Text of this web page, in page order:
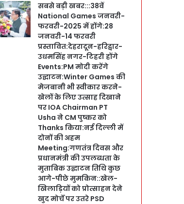
सबसे बड़ी खबर:::38वें
National Games जनवरी-
फरवरी-2025 में होंगे:28
जनवरी-14 फरवरी
प्रस्तावित:देहरादून-हरिद्वार-
उधमसिंह नगर-टिहरी होंगे
Events:PM मोदी करेंगे
उद्घाटन:Winter Games की
मेजबानी भी स्वीकार करने-
खेलों के लिए उत्साह दिखाने
पर IOA Chairman PT
Usha ने CM पुष्कर को
Thanks किया:नई दिल्ली में
दोनों की अहम
Meeting:गणतंत्र दिवस और
प्रधानमंत्री की उपलब्धता के
मुताबिक उद्घाटन तिथि कुछ
आगे-पीछे मुमकिन::खेल-
खिलाड़ियों को प्रोत्साहन देने
खुद मोर्चे पर उतरे PSD